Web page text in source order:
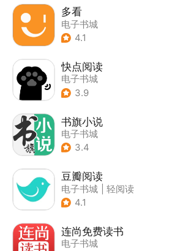
多看
电子书城
4.1
快点阅读
电子书城
3.9
书旗小说
电子书城
3.4
豆瓣阅读
电子书城
轻阅读
4.1
连尚免费读书
电子书城